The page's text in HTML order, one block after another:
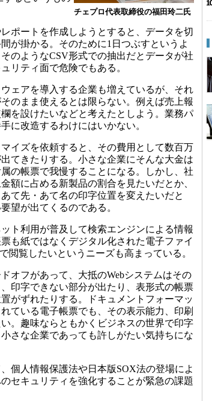
チェプロ代表取締役の福田玲二氏
ポートを作成しようとすると、データを切
が掛かる。そのために1日つぶすというよ
のようなCSV形式での抽出だとデータが社
リティ面で危険でもある。
ェアを導入する企業も増えているが、それ
のまま使えるとは限らない。例えば売上報
を設けたいなどと考えたとしよう。業務パ
に改造するわけにはいかない。
イズを依頼すると、その費用として数百万
てきたりする。小さな企業にそんな大金は
の帳票で我慢することになる。しかし、社
額に占める新製品の割合を見たいだとか、
て先・あて名の印字位置を変えたいだと
望が出てくるのである。
ト利用が普及して検索エンジンによる情報
も紙ではなくデジタル化された電子ファイ
閲覧したいというニーズも高まっている。
オフがあって、大抵のWebシステムはその
印字できない部分が出たり、表形式の帳票
がずれたりする。ドキュメントフォーマッ
ている電子帳票でも、その表示能力、印刷
。趣味ならともかくビジネスの世界で印字
さな企業であっても許しがたい気持ちにな
個人情報保護法や日本版SOX法の登場によ
セキュリティを強化することが緊急の課題